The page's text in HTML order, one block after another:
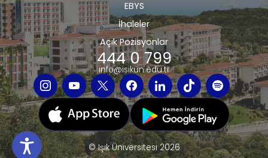
EBYS
İhaleler
Açık Pozisyonlar
444 0 799
info@isikun.edu.tr
© Işık Üniversitesi 2026